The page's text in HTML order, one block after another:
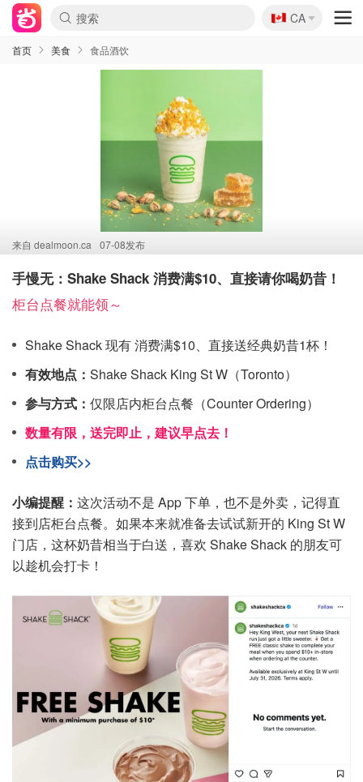
🇨🇦
CA
首页 美食 食品酒饮
来自 dealmoon.ca 07-08发布
手慢无：Shake Shack 消费满$10、直接请你喝奶昔！
柜台点餐就能领～
Shake Shack 现有 消费满$10、直接送经典奶昔1杯！
有效地点： Shake Shack King St W（Toronto）
参与方式： 仅限店内柜台点餐（Counter Ordering）
数量有限，送完即止，建议早点去！
点击购买>>
小编提醒： 这次活动不是 App 下单，也不是外卖，记得直
接到店柜台点餐。如果本来就准备去试试新开的 King St W
门店，这杯奶昔相当于白送，喜欢 Shake Shack 的朋友可
以趁机会打卡！